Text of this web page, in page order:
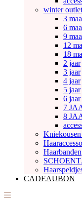
winter outlet
3
6
9
12
18
2 jaar
3 jaar
4 jaar
5 jaar
6 jaar
7
8
Haarbanden
CADEAUBON